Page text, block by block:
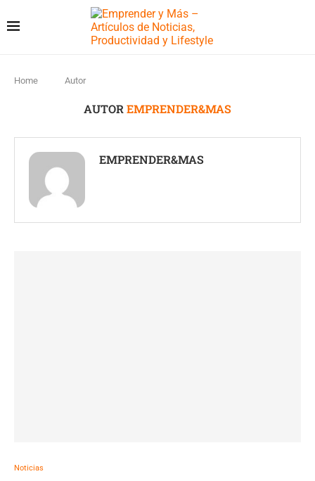
Home Autor
AUTOREMPRENDER&MAS
EMPRENDER&MAS
Noticias